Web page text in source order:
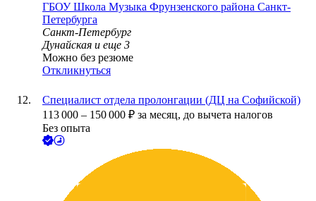
ГБОУ Школа Музыка Фрунзенского района Санкт-
Петербурга
Санкт-Петербург
Дунайская и еще 3
Можно без резюме
Откликнуться
Специалист отдела пролонгации (ДЦ на Софийской)
113 000 – 150 000 ₽ за месяц, до вычета налогов
Без опыта